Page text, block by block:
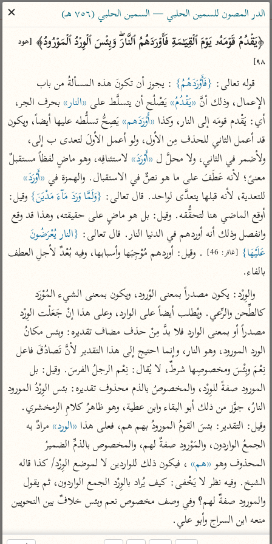
ساهم معنا في نشر القرآن والعلم الشرعي
الباحث القرآني
تفسير علوم مصاحف
Type 2 or more characters for results.
Type 1 or more
characters for results.
أمّهات
تفسير الطبري
تفسير ابن كثير
تفسير القرطبي
تفسير البغوي
جمع الأقوال
تفسير ابن الجوزي
تفسير الماوردي
منتقاة
تفسير ابن القيم
تفسير ابن تيمية
عامّة
تفسير السمعاني
تفسير مكّي
محاسن التأويل
للقاسمي
تفسير الثعالبي
عامّة
فتح البيان للقنوجي
فتح القدير للشوكاني
تفسير ابن جزي
موسوعات
تفسير الرازي
أخرى
أضواء البيان
نظم الدرر للبقاعي
لغة وبلاغة
التحرير والتنوير
المحرر الوجيز لابن
عطية
البحر المحيط لأبي
حيان
البسيط للواحدي
معاصرة
الميسر
المختصر في
التفسير
تفسير السعدي
أيسر التفاسير
تفسير ابن عثيمين
مركَّزة العبارة
تفسير الجلالين
جامع البيان للإيجي
تفسير البيضاوي
تفسير النسفي
الوجيز للواحدي
تفسير ابن أبي زمنين
آثار
المأثور
الدر المصون للسمين الحلبي — السمين الحلبي (٧٥٦ هـ)
✕
﴿یَقۡدُمُ قَوۡمَهُۥ یَوۡمَ ٱلۡقِیَـٰمَةِ فَأَوۡرَدَهُمُ ٱلنَّارَۖ وَبِئۡسَ ٱلۡوِرۡدُ ٱلۡمَوۡرُودُ﴾
٩٨]
قوله تعالى: {فَأَوْرَدَهُمُ}
الإِعمال، وذلك أنَّ «يَقْدُمُ» يَصْلُح أن يتسلَّط على «النار»
أي: يَقْدم قومَه إلى النار، وكذا «أَوْرَدَهم»
ولأضمر في الثاني، ولا محلَّ ل «أَوْرَدَ»
معنىً؛ لأنه عَطَفَ على ما هو نصٌّ في الاستقبال. والهمزة في «أَوْرَدَ»
للتعدية، لأنه قبلها يتعدَّى لواحد. قال تعالى: {وَلَمَّا وَرَدَ مَآءَ مَدْيَنَ}
وانفصل وذلك أنه أوردهم في الدنيا النار. قال تعالى:
عَلَيْهَا} [غافر: 46]
بالفاء.
وقيل: التقدير: بئسَ القومُ المورودُ بهم هم، فعلى هذا «الورد»
الجمعُ الواردون، والمَوْرود صفةٌ لهم، والمخصوص بالذمِّ الضميرُ
المحذوف وهو «هم»
منعه ابن السراج وأبو علي.